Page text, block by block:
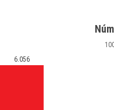
6.056